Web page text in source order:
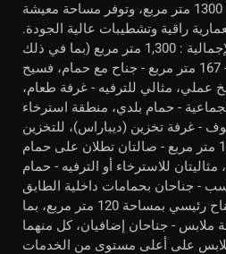
تبلغ مساحتها الإجمالية 1300 متر مربع، وتوفر مساحة معيشة
راقية وتشطيبات عالية الجودة.
الميزات العامة - المساحة الإجمالية : 1,300 متر مربع (بما في ذلك
الاستمتاع) الطابق السفلي - 167 متر مربع - جناح مع حمام، فسيح
عملي، مثالي للترفيه - غرفة طعام،
- حمام بلدي، منطقة استرخاء
- غرفة تخزين (ديباراس)، للتخزين
الأمثل الطابق الأرضي - 167 متر مربع - صالتان تطلان على حمام
للاسترخاء أو الترفيه - حمام
- جناحان بحمامات داخلية الطابق
الأول - 210 متر مربع - جناح رئيسي بمساحة 120 متر مربع، بما
- جناحان إضافيان، كل منهما
على أعلى مستوى من الخدمات